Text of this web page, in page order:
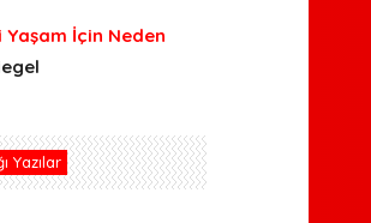
İçin Neden
Yazılar